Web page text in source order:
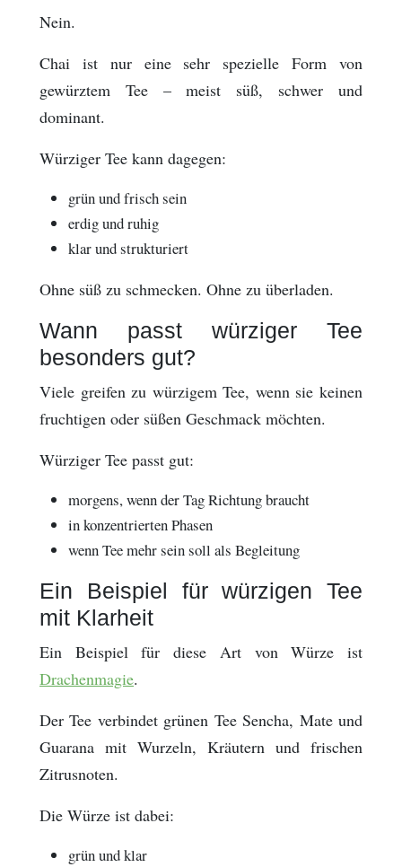
Nein.
Chai ist nur eine sehr spezielle Form von
gewürztem Tee – meist süß, schwer und
dominant.
Würziger Tee kann dagegen:
grün und frisch sein
erdig und ruhig
klar und strukturiert
Ohne süß zu schmecken. Ohne zu überladen.
Wann passt würziger Tee
besonders gut?
Viele greifen zu würzigem Tee, wenn sie keinen
fruchtigen oder süßen Geschmack möchten.
Würziger Tee passt gut:
morgens, wenn der Tag Richtung braucht
in konzentrierten Phasen
wenn Tee mehr sein soll als Begleitung
Ein Beispiel für würzigen Tee
mit Klarheit
Ein Beispiel für diese Art von Würze ist
Drachenmagie.
Der Tee verbindet grünen Tee Sencha, Mate und
Guarana mit Wurzeln, Kräutern und frischen
Zitrusnoten.
Die Würze ist dabei:
grün und klar